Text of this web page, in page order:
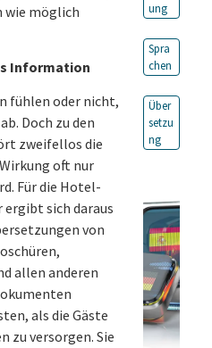
wie möglich
Information
fühlen oder nicht,
Doch zu den
zweifellos die
oft nur
Für die Hotel-
sich daraus
von
allen anderen
als die Gäste
versorgen. Sie
ung
Spra
chen
Über
setzu
ng